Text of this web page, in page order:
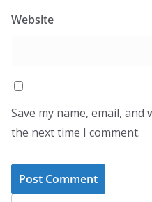
Website
Save my name, email,
the next time I comment.